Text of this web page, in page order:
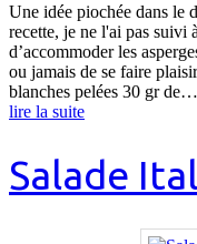
Une idée piochée dans le
recette, je ne l'ai pas suivi
d’accommoder les
ou jamais de se faire
blanches pelées 30 gr de…
lire la suite
Salade